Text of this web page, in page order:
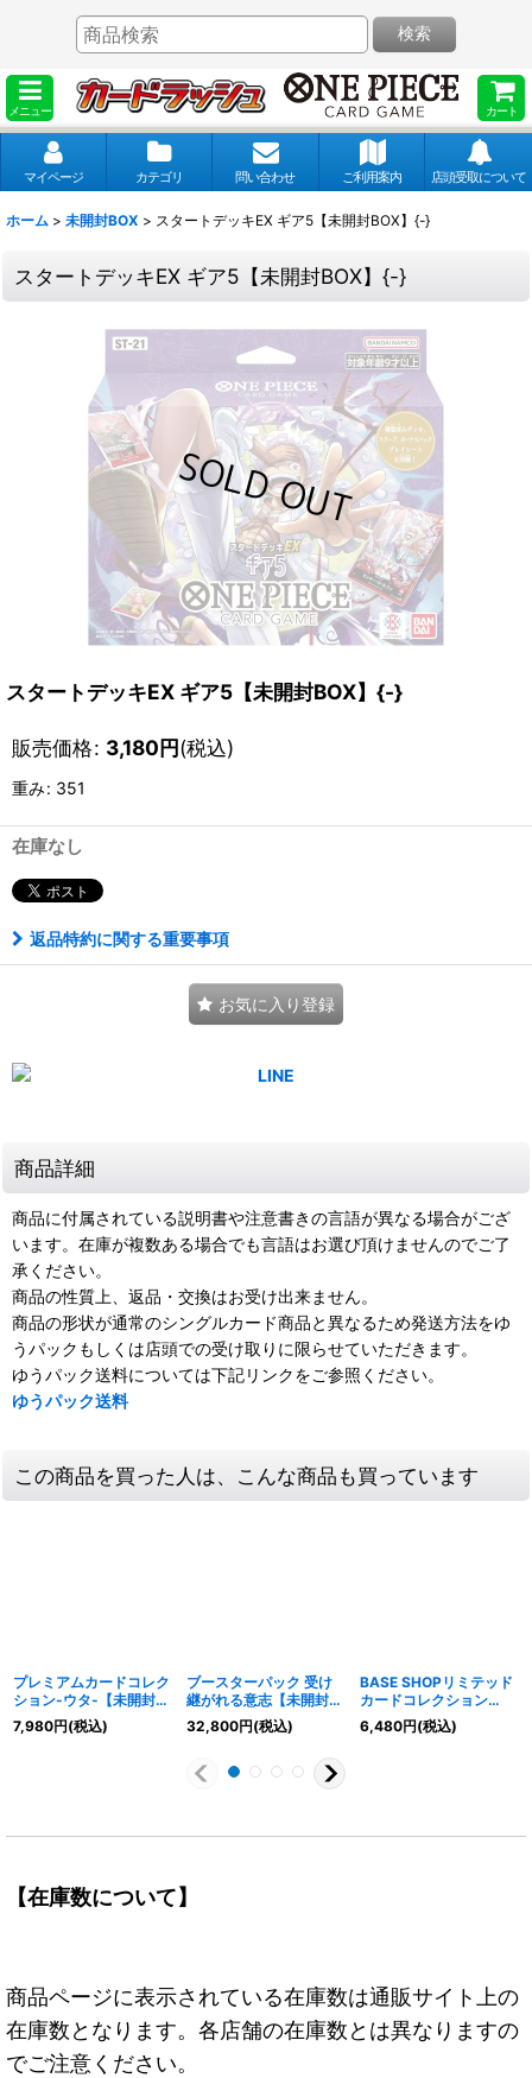
メニュー カート
検索
マイページ カテゴリ 問い合わせ ご利用案内 店頭受取について
ホーム > 未開封BOX > スタートデッキEX ギア5【未開封BOX】{-}
スタートデッキEX ギア5【未開封BOX】{-}
スタートデッキEX ギア5【未開封BOX】{-}
販売価格: 3,180円(税込)
重み: 351
在庫なし
返品特約に関する重要事項
お気に入り登録
商品詳細
商品に付属されている説明書や注意書きの言語が異なる場合がござ
います。在庫が複数ある場合でも言語はお選び頂けませんのでご了
承ください。
商品の性質上、返品・交換はお受け出来ません。
商品の形状が通常のシングルカード商品と異なるため発送方法をゆ
うパックもしくは店頭での受け取りに限らせていただきます。
ゆうパック送料については下記リンクをご参照ください。
ゆうパック送料
この商品を買った人は、こんな商品も買っています
プレミアムカードコレク
ション-ウタ-【未開封
BOX】{-}
7,980円(税込)
ブースターパック 受け
継がれる意志【未開封
BOX】{-}
32,800円(税込)
BASE SHOPリミテッド
カードコレクション
vol.1【未開封BOX】{-}
6,480円(税込)
【在庫数について】
商品ページに表示されている在庫数は通販サイト上の
在庫数となります。各店舗の在庫数とは異なりますの
でご注意ください。